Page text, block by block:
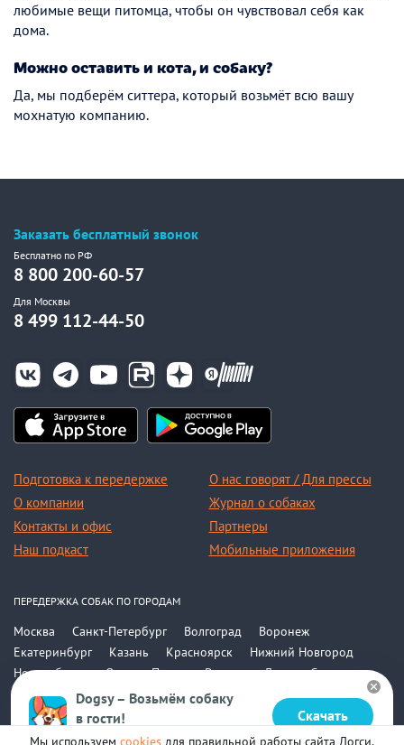
Dogsy – Возьмём собаку
в гости!
Бесплатно в Google Play
Скачать
любимые вещи питомца, чтобы он чувствовал себя как
дома.
Можно оставить и кота, и собаку?
Да, мы подберём ситтера, который возьмёт всю вашу
мохнатую компанию.
Заказать бесплатный звонок
Бесплатно по РФ
8 800 200-60-57
Для Москвы
8 499 112-44-50
Подготовка к передержке
О компании
Контакты и офис
Наш подкаст
О нас говорят / Для прессы
Журнал о собаках
Партнеры
Мобильные приложения
© 2015-2026, ООО «Догси»
ПЕРЕДЕРЖКА СОБАК ПО ГОРОДАМ
Москва Санкт-Петербург Волгоград
Воронеж
Екатеринбург
Казань Красноярск
Нижний Новгород
Новосибирск
Омск Пермь Ростов-на-Дону
Самара
Саратов
Уфа Челябинск Все города
Мы используем cookies для правильной работы сайта Догси.